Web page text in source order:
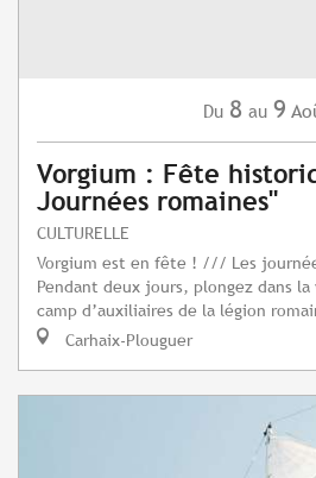
Du 8 au 9
Vorgium : Fête
Journées romaines"
CULTURELLE
Vorgium est en fête ! /// Les
Pendant deux jours, plongez dans
camp d’auxiliaires de la légion
Carhaix-Plouguer